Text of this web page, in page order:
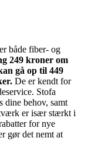
både fiber- og
249 kroner om
gå op til 449
De er kendt for
Stofa
dine behov, samt
er især stærkt i
for nye
gør det nemt at